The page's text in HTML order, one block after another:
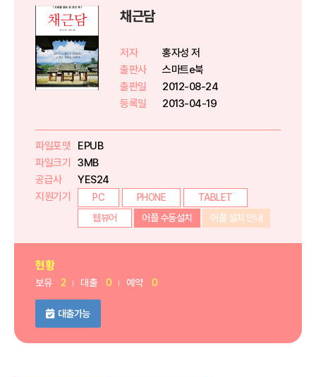
채근담
저자
홍자성 저
출판사
스마트e북
출판일
2012-08-24
등록일
2013-04-19
파일포맷
EPUB
파일크기
3MB
공급사
YES24
지원기기
PC PHONE
TABLET
웹뷰어
어플 수동설치 어플 설치 안내
현황
보유 2 대출 0 예약 0
대출가능